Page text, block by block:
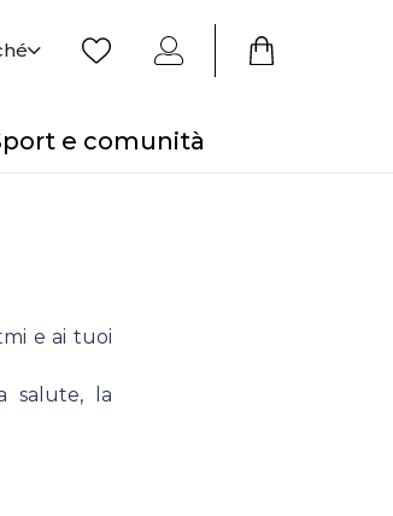
e comunità
e ai tuoi
salute, la